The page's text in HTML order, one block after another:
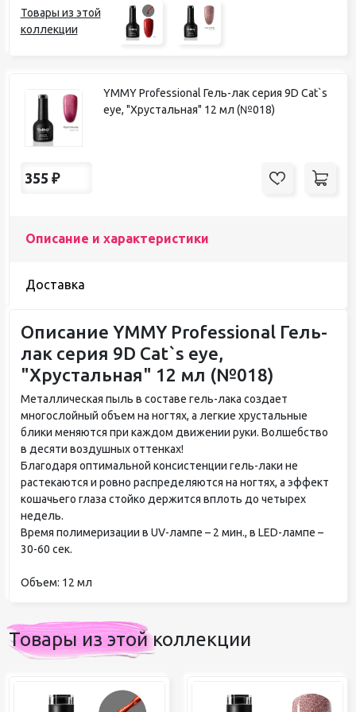
Товары из этой
коллекции
YMMY Professional Гель-лак серия 9D Cat`s
eye, "Хрустальная" 12 мл (№018)
355 ₽
Описание и характеристики
Доставка
Описание YMMY Professional Гель-
лак серия 9D Cat`s eye,
"Хрустальная" 12 мл (№018)
Металлическая пыль в составе гель-лака создает
многослойный объем на ногтях, а легкие хрустальные
блики меняются при каждом движении руки. Волшебство
в десяти воздушных оттенках!
Благодаря оптимальной консистенции гель-лаки не
растекаются и ровно распределяются на ногтях, а эффект
кошачьего глаза стойко держится вплоть до четырех
недель.
Время полимеризации в UV-лампе – 2 мин., в LED-лампе –
30-60 сек.
Объем: 12 мл
Товары из этой коллекции